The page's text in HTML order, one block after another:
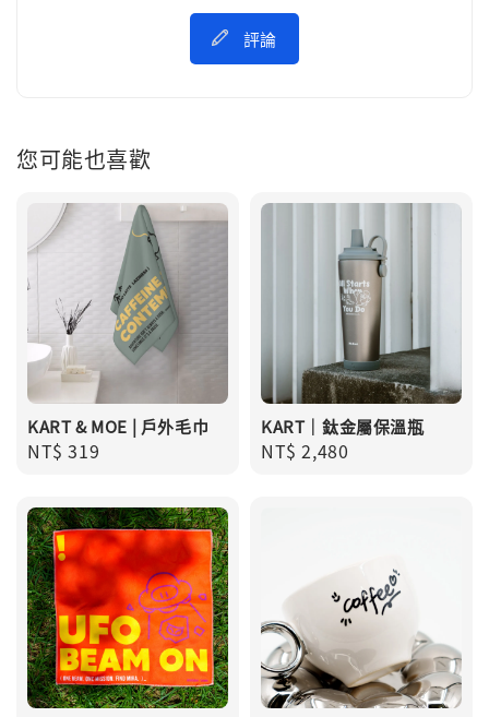
評論
您可能也喜歡
KART & MOE | 戶外毛巾
Regular
NT$ 319
KART｜鈦金屬保溫瓶
Regular
NT$ 2,480